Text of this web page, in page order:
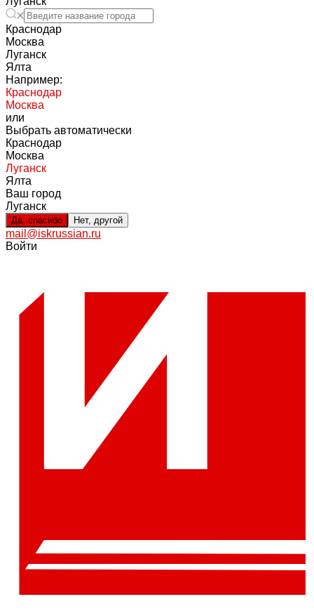
Краснодар
Москва
Луганск
Ялта
Например:
Краснодар
Москва
или
Выбрать автоматически
Краснодар
Москва
Луганск
Ялта
Ваш город
Луганск
Да, спасибо Нет, другой
mail@iskrussian.ru
Войти